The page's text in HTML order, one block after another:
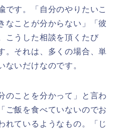
です。「自分のやりたいこ
なことが分からない」「彼
こうした相談を頂くたび
。それは、多くの場合、単
ないだけなのです。
のことを分かって」と言わ
ご飯を食べていないのでお
ているようなもの。「じ